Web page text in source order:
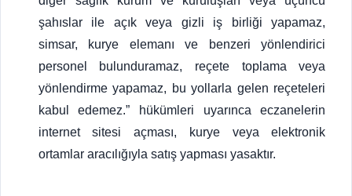
şahıslar ile açık veya gizli iş birliği yapamaz,
simsar, kurye elemanı ve benzeri yönlendirici
personel bulunduramaz, reçete toplama veya
yönlendirme yapamaz, bu yollarla gelen reçeteleri
kabul edemez.” hükümleri uyarınca eczanelerin
internet sitesi açması, kurye veya elektronik
ortamlar aracılığıyla satış yapması yasaktır.